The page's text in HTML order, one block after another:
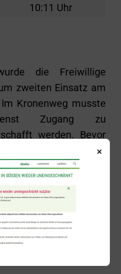
10:11 Uhr
die Freiwillige
zweiten Einsatz am
Kronenweg musste
Zugang zu
werden. Bevor
die Wohnungstüre
eine Nachbarin ein
sodass der Zugang
werden konnte.
anzeigenWeiter
×